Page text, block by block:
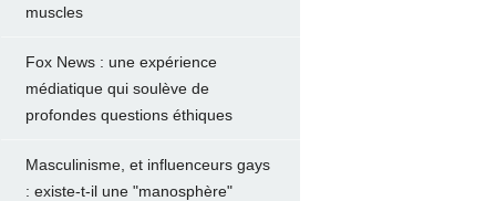
muscles
Fox News : une expérience
médiatique qui soulève de
profondes questions éthiques
Masculinisme, et influenceurs gays
: existe-t-il une "manosphère"